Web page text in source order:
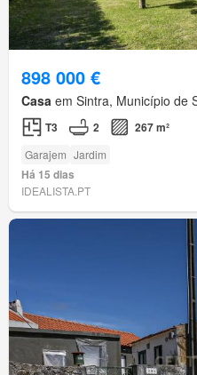
898 000 €
Casa em Sintra, Município de
T3 2 267 m²
Garajem Jardim
Há 15 dias
IDEALISTA.PT